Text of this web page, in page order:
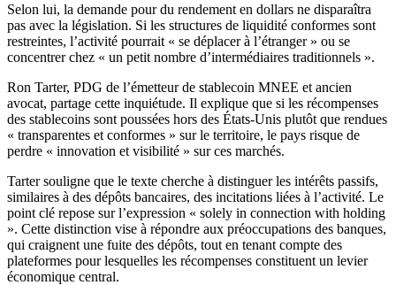
Selon lui, la demande pour du rendement en dollars ne disparaîtra
pas avec la législation. Si les structures de liquidité conformes sont
restreintes, l’activité pourrait « se déplacer à l’étranger » ou se
concentrer chez « un petit nombre d’intermédiaires traditionnels ».
Ron Tarter, PDG de l’émetteur de stablecoin MNEE et ancien
avocat, partage cette inquiétude. Il explique que si les récompenses
des stablecoins sont poussées hors des États-Unis plutôt que rendues
« transparentes et conformes » sur le territoire, le pays risque de
perdre « innovation et visibilité » sur ces marchés.
Tarter souligne que le texte cherche à distinguer les intérêts passifs,
similaires à des dépôts bancaires, des incitations liées à l’activité. Le
point clé repose sur l’expression « solely in connection with holding
». Cette distinction vise à répondre aux préoccupations des banques,
qui craignent une fuite des dépôts, tout en tenant compte des
plateformes pour lesquelles les récompenses constituent un levier
économique central.